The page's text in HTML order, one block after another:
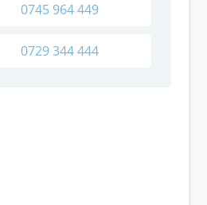
0745 964 449
0729 344 444